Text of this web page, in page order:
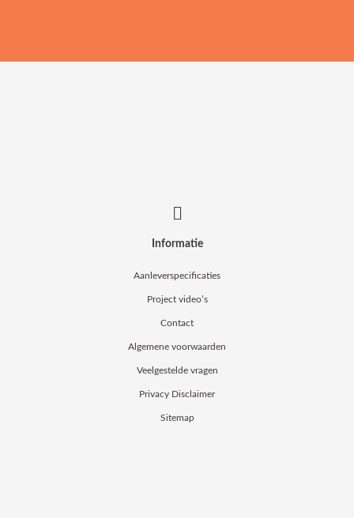
Informatie
Aanleverspecificaties
Project video’s
Contact
Algemene voorwaarden
Veelgestelde vragen
Privacy Disclaimer
Sitemap